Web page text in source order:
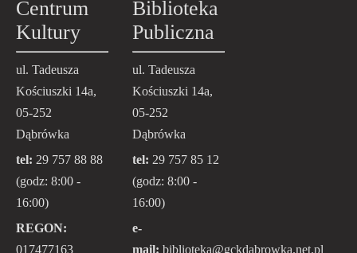
Centrum
Kultury
ul. Tadeusza
Kościuszki 14a,
05-252
Dąbrówka
tel: 29 757 88 88
(godz: 8:00 -
16:00)
REGON:
017477163
Biblioteka
Publiczna
ul. Tadeusza
Kościuszki 14a,
05-252
Dąbrówka
tel: 29 757 85 12
(godz: 8:00 -
16:00)
e-
mail: biblioteka@gckdabrowka.net.pl